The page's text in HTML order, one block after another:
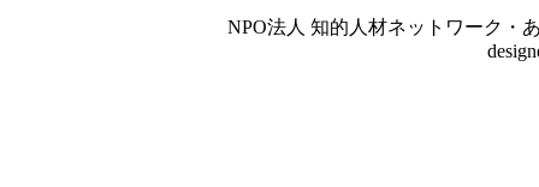
NPO法人 知的人材ネットワーク・